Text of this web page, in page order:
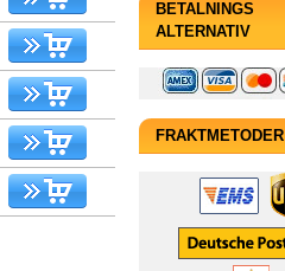
BETALNINGS
ALTERNATIV
FRAKTMETODER